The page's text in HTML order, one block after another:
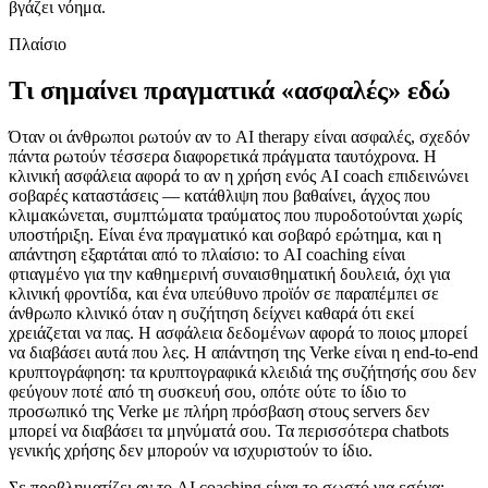
βγάζει νόημα.
Πλαίσιο
Τι σημαίνει πραγματικά «ασφαλές» εδώ
Όταν οι άνθρωποι ρωτούν αν το AI therapy είναι ασφαλές, σχεδόν
πάντα ρωτούν τέσσερα διαφορετικά πράγματα ταυτόχρονα. Η
κλινική ασφάλεια αφορά το αν η χρήση ενός AI coach επιδεινώνει
σοβαρές καταστάσεις — κατάθλιψη που βαθαίνει, άγχος που
κλιμακώνεται, συμπτώματα τραύματος που πυροδοτούνται χωρίς
υποστήριξη. Είναι ένα πραγματικό και σοβαρό ερώτημα, και η
απάντηση εξαρτάται από το πλαίσιο: το AI coaching είναι
φτιαγμένο για την καθημερινή συναισθηματική δουλειά, όχι για
κλινική φροντίδα, και ένα υπεύθυνο προϊόν σε παραπέμπει σε
άνθρωπο κλινικό όταν η συζήτηση δείχνει καθαρά ότι εκεί
χρειάζεται να πας. Η ασφάλεια δεδομένων αφορά το ποιος μπορεί
να διαβάσει αυτά που λες. Η απάντηση της Verke είναι η end-to-end
κρυπτογράφηση: τα κρυπτογραφικά κλειδιά της συζήτησής σου δεν
φεύγουν ποτέ από τη συσκευή σου, οπότε ούτε το ίδιο το
προσωπικό της Verke με πλήρη πρόσβαση στους servers δεν
μπορεί να διαβάσει τα μηνύματά σου. Τα περισσότερα chatbots
γενικής χρήσης δεν μπορούν να ισχυριστούν το ίδιο.